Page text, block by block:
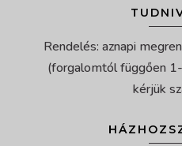
Rendelés: aznapi
(forgalomtól függően
kérjük